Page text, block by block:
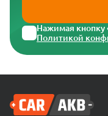
Нажимая кнопку
Политикой